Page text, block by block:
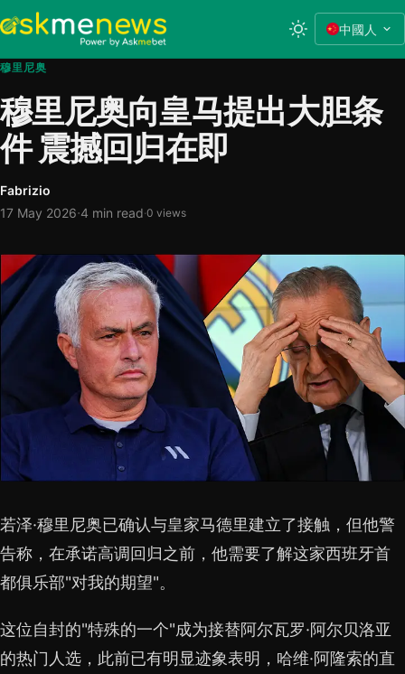
中國人
穆里尼奥
穆里尼奥向皇马提出大胆条
件 震撼回归在即
Fabrizio
17 May 2026·4 min read·0 views
若泽·穆里尼奥已确认与皇家马德里建立了接触，但他警
告称，在承诺高调回归之前，他需要了解这家西班牙首
都俱乐部"对我的期望"。
这位自封的"特殊的一个"成为接替阿尔瓦罗·阿尔贝洛亚
的热门人选，此前已有明显迹象表明，哈维·阿隆索的直